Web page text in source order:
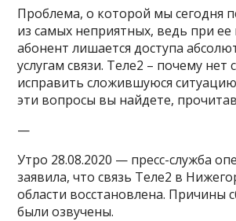
Проблема, о которой мы сегодня
из самых неприятных, ведь при
абонент лишается доступа
услугам связи. Теле2 – почему нет
исправить сложившуюся
эти вопросы вы найдете,
—
Утро 28.08.2020 — пресс-служба
заявила, что связь Теле2 в
области восстановлена. Причины
были озвучены.